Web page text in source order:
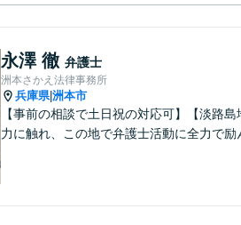
永澤 徹 弁護士
洲本さかえ法律事務所
兵庫県|洲本市
【事前の相談で土日祝の対応可】【淡路
力に触れ、この地で弁護士活動に全力で